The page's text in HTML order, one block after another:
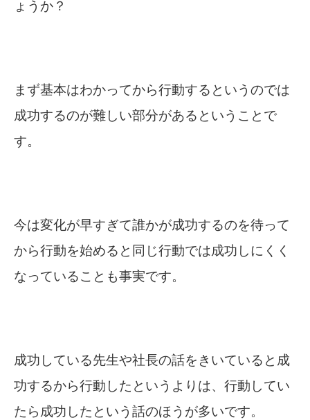
ょうか？
まず基本はわかってから行動するというのでは
成功するのが難しい部分があるということで
す。
今は変化が早すぎて誰かが成功するのを待って
から行動を始めると同じ行動では成功しにくく
なっていることも事実です。
成功している先生や社長の話をきいていると成
功するから行動したというよりは、行動してい
たら成功したという話のほうが多いです。